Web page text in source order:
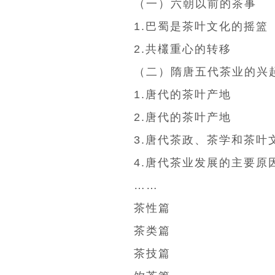
（一）六朝以前的茶事
1.巴蜀是茶叶文化的摇篮
2.共欉重心的转移
（二）隋唐五代茶业的兴
1. 唐代的茶叶产地
2.唐代的茶叶产地
3.唐代茶政、茶学和茶叶
4.唐代茶业发展的主要原
……
茶性篇
茶类篇
茶技篇